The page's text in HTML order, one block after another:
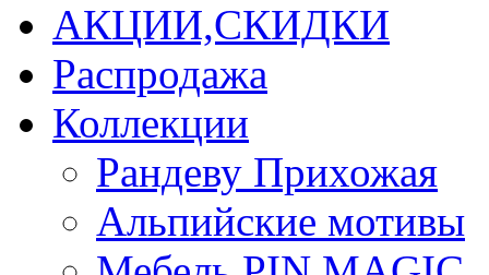
АКЦИИ,СКИДКИ
Распродажа
Коллекции
Рандеву Прихожая
Альпийские мотивы